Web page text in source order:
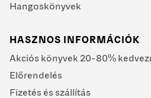
Hangoskönyvek
HASZNOS INFORMÁCIÓK
Akciós könyvek 20-80%
Előrendelés
Fizetés és szállítás